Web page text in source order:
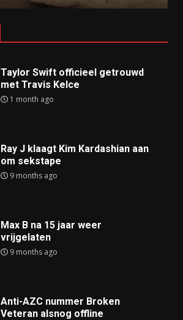
Taylor Swift officieel getrouwd
met Travis Kelce
1 month ago
Ray J klaagt Kim Kardashian aan
om sekstape
9 months ago
Max B na 15 jaar weer
vrijgelaten
9 months ago
Anti-AZC nummer Broken
Veteran alsnog offline